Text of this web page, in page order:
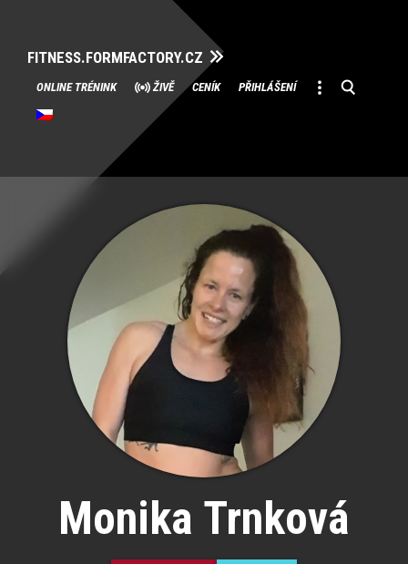
FITNESS.FORMFACTORY.CZ
Přeskočit
na
obsah
ONLINE TRÉNINK ŽIVĚ CENÍK PŘIHLÁŠENÍ
Monika Trnková